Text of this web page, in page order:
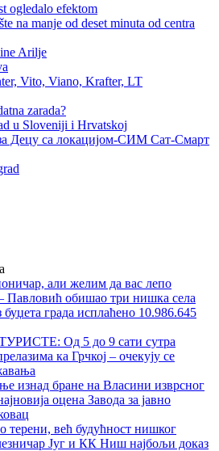
ogledalo efektom
na manje od deset minuta od centra
Arilje
Vito, Viano, Krafter, LT
zarada?
u Sloveniji i Hrvatskoj
Децу са локацијом-СИМ Сат-Смарт
али желим да вас лепо
Павловић обишао три нишка села
града исплаћено 10.986.645
Од 5 до 9 сати сутра
ка Грчкој – очекују се
изнад бране на Власини изврсног
оцена Завода за јавно
терени, већ будућност нишког
Југ и КК Ниш најбољи доказ